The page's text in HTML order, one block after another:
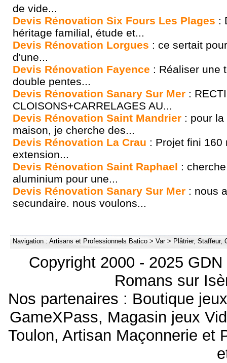
de vide...
Devis Rénovation Six Fours Les Plages :
héritage familial, étude et...
Devis Rénovation Lorgues : ce sertait
d'une...
Devis Rénovation Fayence : Réaliser une
double pentes...
Devis Rénovation Sanary Sur Mer :
CLOISONS+CARRELAGES AU...
Devis Rénovation Saint Mandrier : pour
maison, je cherche des...
Devis Rénovation La Crau : Projet fini 160
extension...
Devis Rénovation Saint Raphael :
aluminium pour une...
Devis Rénovation Sanary Sur Mer : nous
secundaire. nous voulons...
Navigation : Artisans et Professionnels Batico > Var> Plâtrier, Staffeur,
Copyright 2000 - 2025
Romans sur
Nos partenaires : Boutique
GameXPass, Magasin jeux
Toulon, Artisan Maçonnerie et